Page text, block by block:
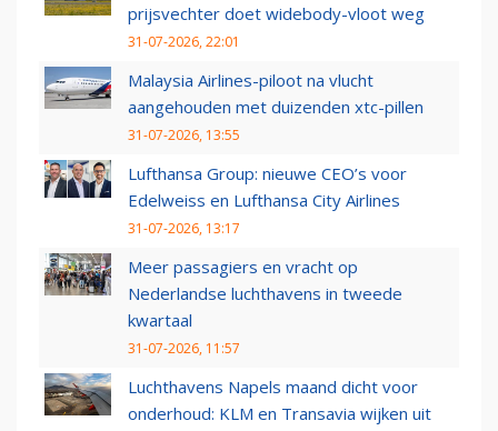
prijsvechter doet widebody-vloot weg
31-07-2026, 22:01
Malaysia Airlines-piloot na vlucht
aangehouden met duizenden xtc-pillen
31-07-2026, 13:55
Lufthansa Group: nieuwe CEO’s voor
Edelweiss en Lufthansa City Airlines
31-07-2026, 13:17
Meer passagiers en vracht op
Nederlandse luchthavens in tweede
kwartaal
31-07-2026, 11:57
Luchthavens Napels maand dicht voor
onderhoud: KLM en Transavia wijken uit